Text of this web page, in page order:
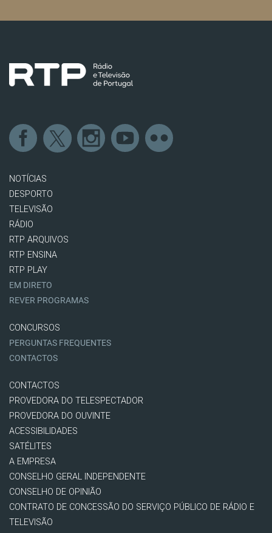
NOTÍCIAS
DESPORTO
TELEVISÃO
RÁDIO
RTP ARQUIVOS
RTP ENSINA
RTP PLAY
EM DIRETO
REVER PROGRAMAS
CONCURSOS
PERGUNTAS FREQUENTES
CONTACTOS
CONTACTOS
PROVEDORA DO TELESPECTADOR
PROVEDORA DO OUVINTE
ACESSIBILIDADES
SATÉLITES
A EMPRESA
CONSELHO GERAL INDEPENDENTE
CONSELHO DE OPINIÃO
CONTRATO DE CONCESSÃO DO SERVIÇO PÚBLICO DE RÁDIO E
TELEVISÃO